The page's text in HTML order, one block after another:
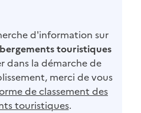
d'information sur
touristiques
dans la démarche de
merci de vous
de classement des
touristiques.